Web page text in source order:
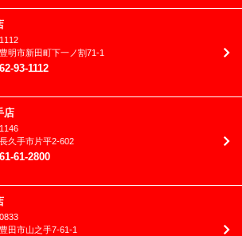
豊明市新田町下一ノ割71-1
93-1112
店
長久手市片平2-602
61-2800
豊田市山之手7-61-1